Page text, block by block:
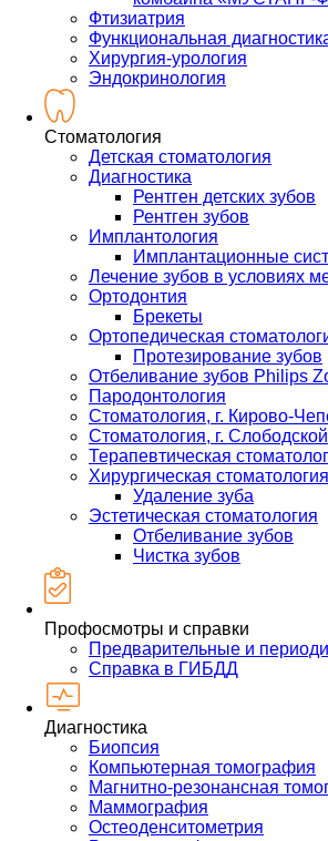
Фтизиатрия
Функциональная
Хирургия-урология
Эндокринология
Стоматология
Детская стоматология
Диагностика
Рентген детских зубов
Рентген зубов
Имплантология
Имплантационные
Лечение зубов в условиях
Ортодонтия
Брекеты
Ортопедическая
Протезирование зубов
Отбеливание зубов Philips
Пародонтология
Стоматология, г. Кирово-
Стоматология, г. Слободской
Терапевтическая
Хирургическая стоматология
Удаление зуба
Эстетическая стоматология
Отбеливание зубов
Чистка зубов
Профосмотры и справки
Предварительные и
Справка в ГИБДД
Диагностика
Биопсия
Компьютерная томография
Магнитно-резонансная
Маммография
Остеоденситометрия